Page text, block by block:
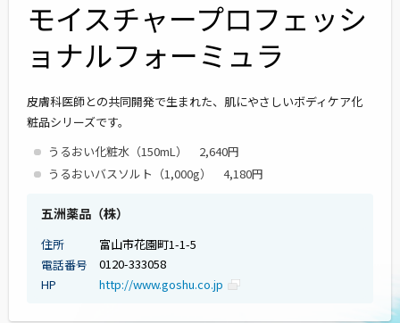
モイスチャープロフェッシ
ョナルフォーミュラ
皮膚科医師との共同開発で生まれた、肌にやさしいボディケア化
粧品シリーズです。
うるおい化粧水（150mL） 2,640円
うるおいバスソルト（1,000g） 4,180円
五洲薬品（株）
住所
富山市花園町1-1-5
電話番号
0120-333058
HP
http://www.goshu.co.jp